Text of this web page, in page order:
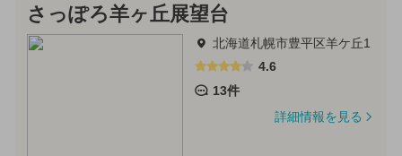
さっぽろ羊ヶ丘展望台
北海道札幌市豊平区羊ケ丘1
4.6
13件
詳細情報を見る